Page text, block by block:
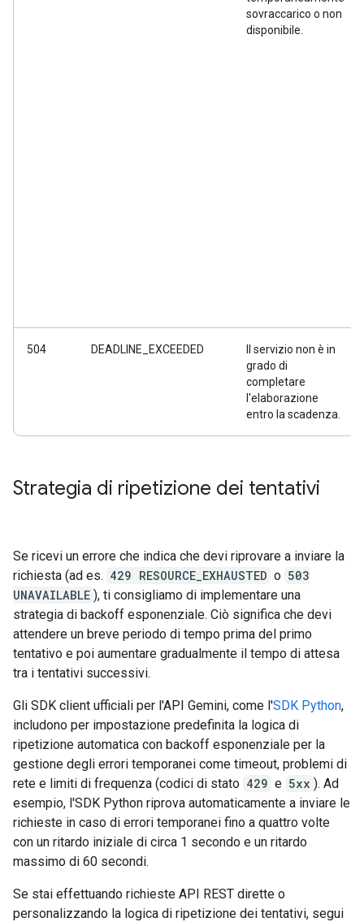
sovraccarico o non
disponibile.
504 DEADLINE_EXCEEDED
Il servizio non è in
grado di
completare
l'elaborazione
entro la scadenza.
Strategia di ripetizione dei tentativi
Se ricevi un errore che indica che devi riprovare a inviare la
richiesta (ad es. 429 RESOURCE_EXHAUSTED o 503
UNAVAILABLE ), ti consigliamo di implementare una
strategia di backoff esponenziale. Ciò significa che devi
attendere un breve periodo di tempo prima del primo
tentativo e poi aumentare gradualmente il tempo di attesa
tra i tentativi successivi.
Gli SDK client ufficiali per l'API Gemini, come l'SDK Python,
includono per impostazione predefinita la logica di
ripetizione automatica con backoff esponenziale per la
gestione degli errori temporanei come timeout, problemi di
rete e limiti di frequenza (codici di stato 429 e 5xx ). Ad
esempio, l'SDK Python riprova automaticamente a inviare le
richieste in caso di errori temporanei fino a quattro volte
con un ritardo iniziale di circa 1 secondo e un ritardo
massimo di 60 secondi.
Se stai effettuando richieste API REST dirette o
personalizzando la logica di ripetizione dei tentativi, segui